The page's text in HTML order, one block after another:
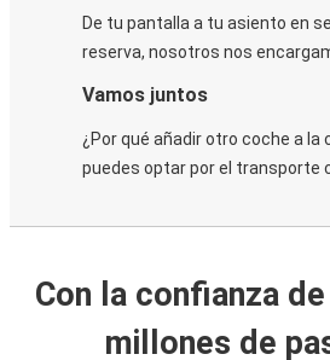
De tu pantalla a tu asiento en
reserva, nosotros nos
Vamos juntos
¿Por qué añadir otro coche a la
puedes optar por el transporte
Con la confianza
millones de